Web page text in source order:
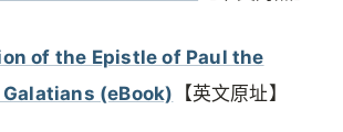
of the Epistle of Paul the
(eBook) 【英文原址】